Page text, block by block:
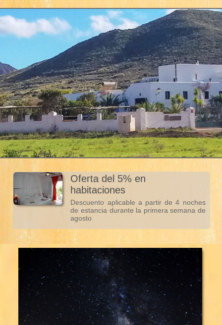
Oferta del 5% en
habitaciones
Descuento aplicable a partir de 4 noches
de estancia durante la primera semana de
agosto